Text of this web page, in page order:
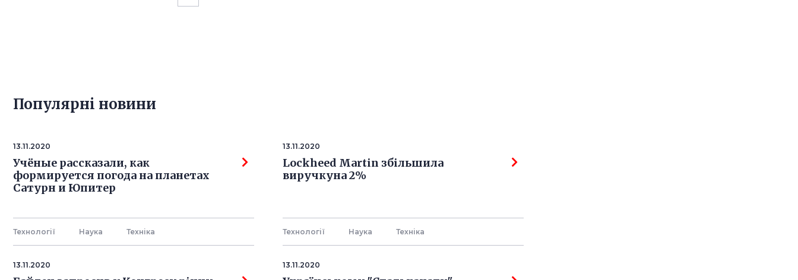
Популярнi новини
13.11.2020
Учёные рассказали, как
формируется погода на планетах
Сатурн и Юпитер
Технології Наука Технiка
13.11.2020
Lockheed Martin збільшила
виручкуна 2%
Технології Наука Технiка
13.11.2020 13.11.2020